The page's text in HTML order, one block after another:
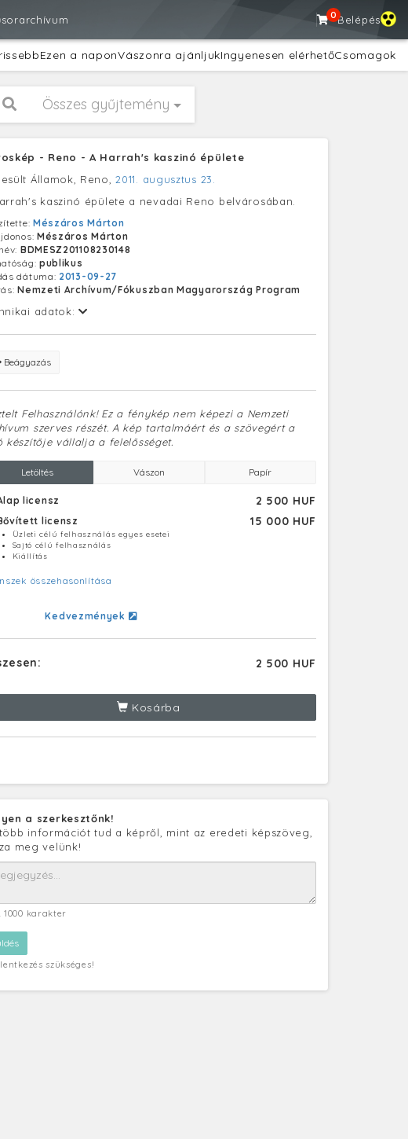
0Belépés
Ezen a naponVászonra ajánljukIngyenesen elérhetőCsomagok
Összes gyűjtemény
- Reno - A Harrah's kaszinó épülete
Államok, Reno,2011. augusztus 23.
kaszinó épülete a nevadai Reno belvárosában.
Mészáros Márton
Mészáros Márton
BDMESZ201108230148
publikus
dátuma: 2013-09-27
Nemzeti Archívum/Fókuszban Magyarország Program
adatok:
Beágyazás
Felhasználónk! Ez a fénykép nem képezi a Nemzeti
szerves részét. A kép tartalmáért és a szövegért a
készítője vállalja a felelősséget.
Letöltés Vászon Papír
licensz 2 500 HUF
licensz 15 000 HUF
Üzleti célú felhasználás egyes esetei
Sajtó célú felhasználás
Kiállítás
összehasonlítása
Kedvezmények
2 500 HUF
Kosárba
a szerkesztőnk!
információt tud a képről, mint az eredeti képszöveg,
meg velünk!
1000 karakter
szükséges!